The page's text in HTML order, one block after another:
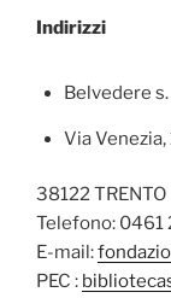
Indirizzi
Belvedere
Via Venezia,
38122 TRENTO
Telefono: 0461
E-mail:
PEC :